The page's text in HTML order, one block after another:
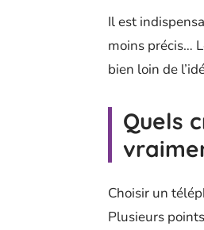
Il est
moins précis…
bien loin de
Quels
Choisir un
Plusieurs